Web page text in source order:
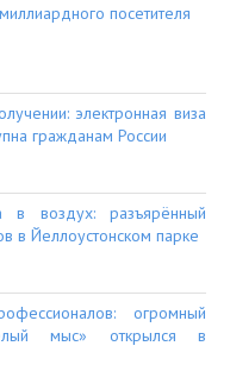
посетителя
электронная виза
гражданам России
в воздух: разъярённый
в Йеллоустонском парке
огромный
мыс» открылся в